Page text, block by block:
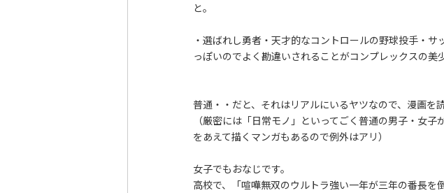
と。
・選ばれし勇者・天才的なコントロールの野球投手・
っぽいのでよく勘違いされることがコンプレックスの美
普通・・だと、それはリアルにいるヤツなので、漫画を
（厳密には「日常モノ」といってごく普通の男子・女
をあえて描くマンガもあるので例外はアリ）
女子でもおなじです。
高校で、「喧嘩無双のウルトラ強い一年が三年の番長を